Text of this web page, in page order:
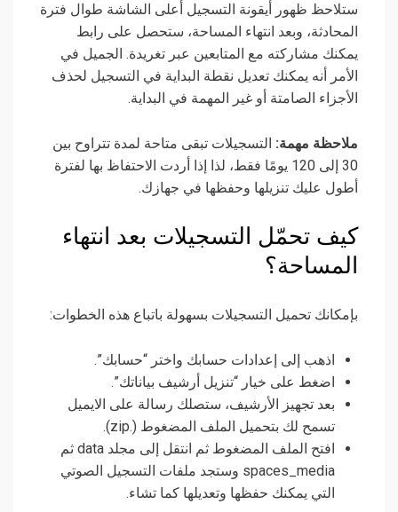
ستلاحظ ظهور أيقونة التسجيل أعلى الشاشة طوال فترة
المحادثة، وبعد انتهاء المساحة، ستحصل على رابط
يمكنك مشاركته مع المتابعين عبر تغريدة. الجميل في
الأمر أنه يمكنك تعديل نقطة البداية في التسجيل لحذف
الأجزاء الصامتة أو غير المهمة في البداية.
ملاحظة مهمة: التسجيلات تبقى متاحة لمدة تتراوح بين
30 إلى 120 يومًا فقط، لذا إذا أردت الاحتفاظ بها لفترة
أطول عليك تنزيلها وحفظها في جهازك.
كيف تحمّل التسجيلات بعد انتهاء
المساحة؟
بإمكانك تحميل التسجيلات بسهولة باتباع هذه الخطوات:
اذهب إلى إعدادات حسابك واختر “حسابك”.
اضغط على خيار “تنزيل أرشيف بياناتك”.
بعد تجهيز الأرشيف، ستصلك رسالة على الايميل
تسمح لك بتحميل الملف المضغوط (.zip).
افتح الملف المضغوط ثم انتقل إلى مجلد data ثم
spaces_media وستجد ملفات التسجيل الصوتي
التي يمكنك حفظها وتعديلها كما تشاء.